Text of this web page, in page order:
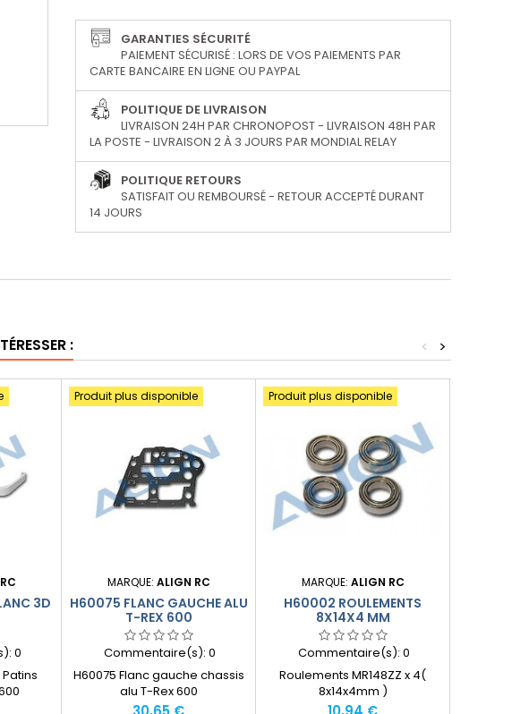
GARANTIES SÉCURITÉ
PAIEMENT SÉCURISÉ : LORS DE VOS PAIEMENTS PAR
CARTE BANCAIRE EN LIGNE OU PAYPAL
POLITIQUE DE LIVRAISON
LIVRAISON 24H PAR CHRONOPOST - LIVRAISON 48H PAR
LA POSTE - LIVRAISON 2 À 3 JOURS PAR MONDIAL RELAY
POLITIQUE RETOURS
SATISFAIT OU REMBOURSÉ - RETOUR ACCEPTÉ DURANT
14 JOURS
: >
<
3D
0
Produit plus disponible
MARQUE: ALIGN RC
H60075 FLANC GAUCHE ALU
T-REX 600
Commentaire(s): 0
H60075 Flanc gauche chassis
alu T-Rex 600
Prix
Produit plus disponible
MARQUE: ALIGN RC
H60002 ROULEMENTS
8X14X4 MM
Commentaire(s): 0
Roulements MR148ZZ x 4(
8x14x4mm )
Prix